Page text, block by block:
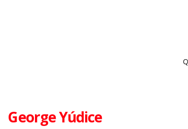
George Yúdice